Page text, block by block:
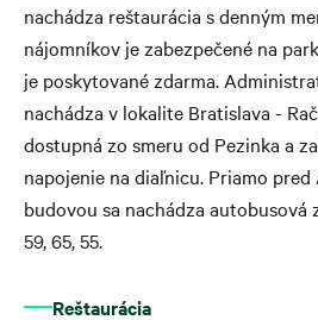
nachádza reštaurácia s denným
nájomníkov je zabezpečené na
je poskytované zdarma.
nachádza v lokalite Bratislava -
dostupná zo smeru od Pezinka a
napojenie na diaľnicu. Priamo
budovou sa nachádza autobusová
59, 65, 55.
Reštaurácia